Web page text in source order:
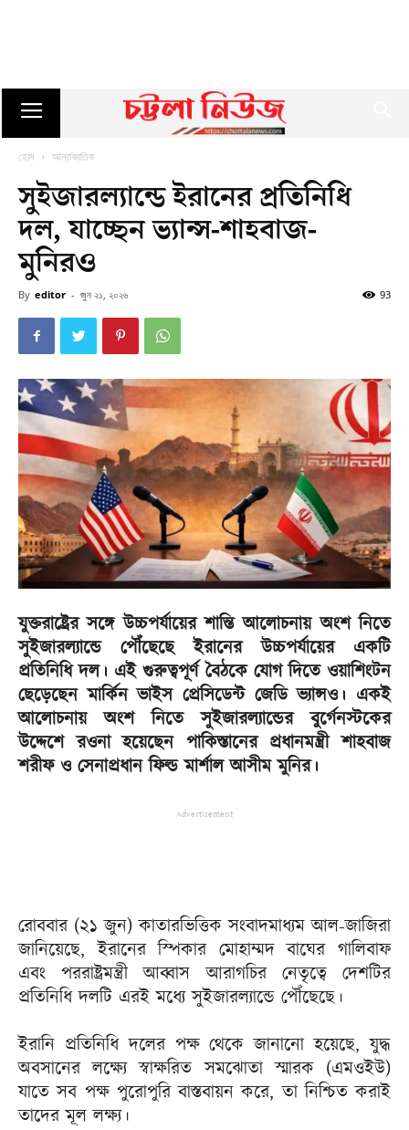
হোম আর্ন্তজাতিক
সুইজারল্যান্ডে ইরানের প্রতিনিধি
দল, যাচ্ছেন ভ্যান্স-শাহবাজ-
মুনিরও
By editor - জুন ২১, ২০২৬ 93
যুক্তরাষ্ট্রের সঙ্গে উচ্চপর্যায়ের শান্তি আলোচনায় অংশ নিতে
সুইজারল্যান্ডে পৌঁছেছে ইরানের উচ্চপর্যায়ের একটি
প্রতিনিধি দল। এই গুরুত্বপূর্ণ বৈঠকে যোগ দিতে ওয়াশিংটন
ছেড়েছেন মার্কিন ভাইস প্রেসিডেন্ট জেডি ভ্যান্সও। একই
আলোচনায় অংশ নিতে সুইজারল্যান্ডের বুর্গেনস্টকের
উদ্দেশে রওনা হয়েছেন পাকিস্তানের প্রধানমন্ত্রী শাহবাজ
শরীফ ও সেনাপ্রধান ফিল্ড মার্শাল আসীম মুনির।
Advertisement
রোববার (২১ জুন) কাতারভিত্তিক সংবাদমাধ্যম আল-জাজিরা
জানিয়েছে, ইরানের স্পিকার মোহাম্মদ বাঘের গালিবাফ
এবং পররাষ্ট্রমন্ত্রী আব্বাস আরাগচির নেতৃত্বে দেশটির
প্রতিনিধি দলটি এরই মধ্যে সুইজারল্যান্ডে পৌঁছেছে।
ইরানি প্রতিনিধি দলের পক্ষ থেকে জানানো হয়েছে, যুদ্ধ
অবসানের লক্ষ্যে স্বাক্ষরিত সমঝোতা স্মারক (এমওইউ)
যাতে সব পক্ষ পুরোপুরি বাস্তবায়ন করে, তা নিশ্চিত করাই
তাদের মূল লক্ষ্য।